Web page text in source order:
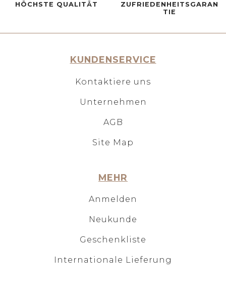
HÖCHSTE QUALITÄT
ZUFRIEDENHEITSGARAN
TIE
KUNDENSERVICE
Kontaktiere uns
Unternehmen
AGB
Site Map
MEHR
Anmelden
Neukunde
Geschenkliste
Internationale Lieferung